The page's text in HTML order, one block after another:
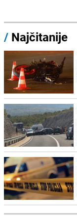
/ Najčitanije